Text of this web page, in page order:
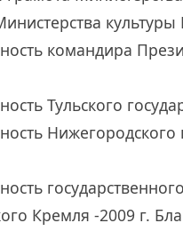
культуры
командира
Тульского
Нижегородского
Кремля -2009 г.